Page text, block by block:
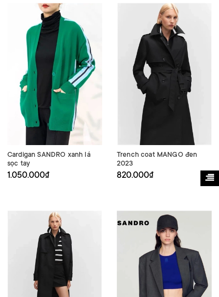
Cardigan SANDRO xanh lá
sọc tay
1.050.000₫
Trench coat MANGO đen
2023
820.000₫